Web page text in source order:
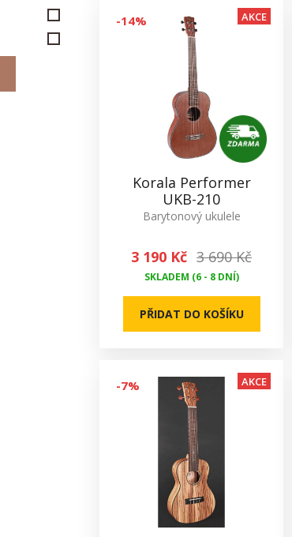
-14% AKCE
Korala Performer
UKB-210
Barytonový ukulele
3 190 Kč 3 690 Kč
SKLADEM (6 - 8 DNÍ)
PŘIDAT DO KOŠÍKU
-7% AKCE